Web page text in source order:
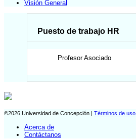
Visión General
Puesto de trabajo HR
Profesor Asociado
©2026 Universidad de Concepción | Términos de uso
Acerca de
Contáctanos